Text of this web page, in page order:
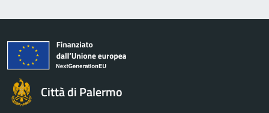
Città di Palermo